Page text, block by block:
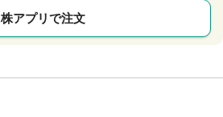
株アプリで注文